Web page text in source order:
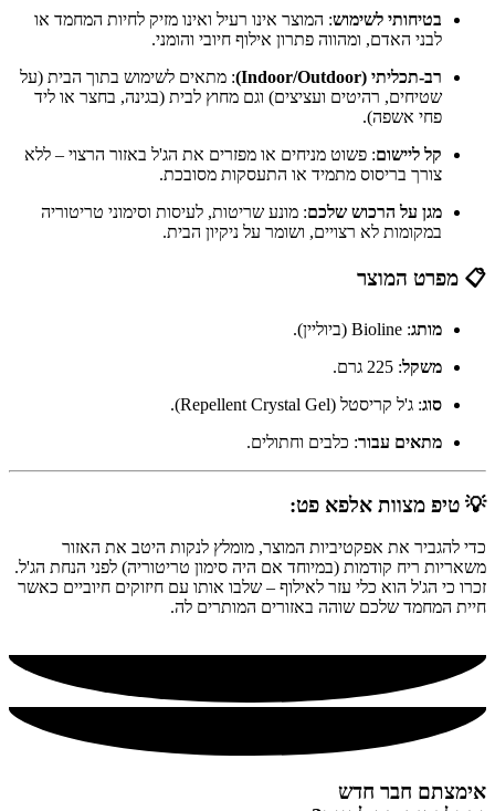
בטיחותי לשימוש: המוצר אינו רעיל ואינו מזיק לחיות המחמד או
לבני האדם, ומהווה פתרון אילוף חיובי והומני.
רב-תכליתי (Indoor/Outdoor)
: מתאים לשימוש בתוך הבית (על
שטיחים, רהיטים ועציצים) וגם מחוץ לבית (בגינה, בחצר או ליד
פחי אשפה).
קל ליישום: פשוט מניחים או מפזרים את הג'ל באזור הרצוי – ללא
צורך בריסוס מתמיד או התעסקות מסובכת.
מגן על הרכוש שלכם: מונע שריטות, לעיסות וסימוני טריטוריה
במקומות לא רצויים, ושומר על ניקיון הבית.
📋 מפרט המוצר
מותג: Bioline (ביוליין).
משקל: 225 גרם.
סוג: ג'ל קריסטל (Repellent Crystal Gel).
מתאים עבור: כלבים וחתולים.
💡 טיפ מצוות אלפא פט:
כדי להגביר את אפקטיביות המוצר, מומלץ לנקות היטב את האזור
משאריות ריח קודמות (במיוחד אם היה סימון טריטוריה) לפני הנחת הג'ל.
זכרו כי הג'ל הוא כלי עזר לאילוף – שלבו אותו עם חיזוקים חיוביים כאשר
חיית המחמד שלכם שוהה באזורים המותרים לה.
אימצתם חבר חדש